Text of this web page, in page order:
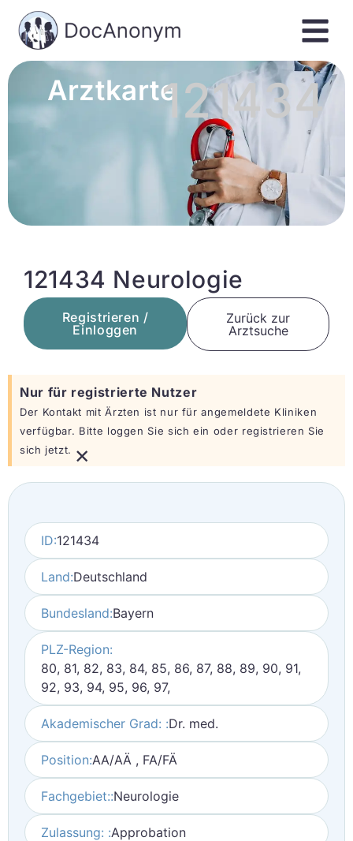
Arztkarte121434
121434 Neurologie
Registrieren /
Einloggen
Zurück zur
Arztsuche
Nur für registrierte Nutzer
Der Kontakt mit Ärzten ist nur für angemeldete Kliniken
verfügbar. Bitte loggen Sie sich ein oder registrieren Sie
sich jetzt. ×
ID:121434
Land:Deutschland
Bundesland:Bayern
PLZ-Region:
80, 81, 82, 83, 84, 85, 86, 87, 88, 89, 90, 91,
92, 93, 94, 95, 96, 97,
Akademischer Grad: :Dr. med.
Position:AA/AÄ , FA/FÄ
Fachgebiet::Neurologie
Zulassung: :Approbation